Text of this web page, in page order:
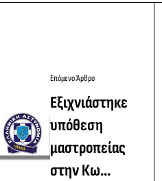
Επόμενο Άρθρο
Εξιχνιάστηκε
υπόθεση
μαστροπείας
στην Κω...